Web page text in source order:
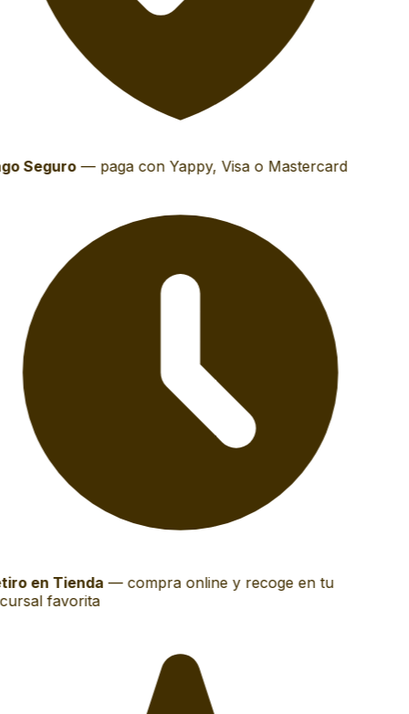
Seguro—paga con Yappy, Visa o Mastercard
en Tienda—compra online y recoge en tu
favorita